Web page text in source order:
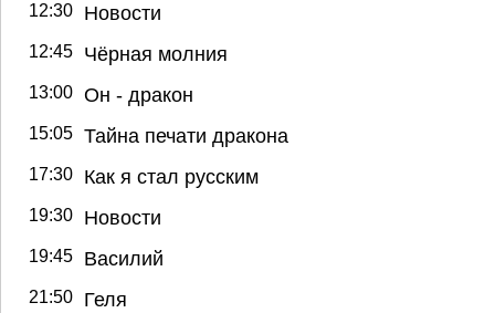
12:30 Новости
12:45 Чёрная молния
13:00 Он - дракон
15:05 Тайна печати дракона
17:30 Как я стал русским
19:30 Новости
19:45 Василий
21:50 Геля